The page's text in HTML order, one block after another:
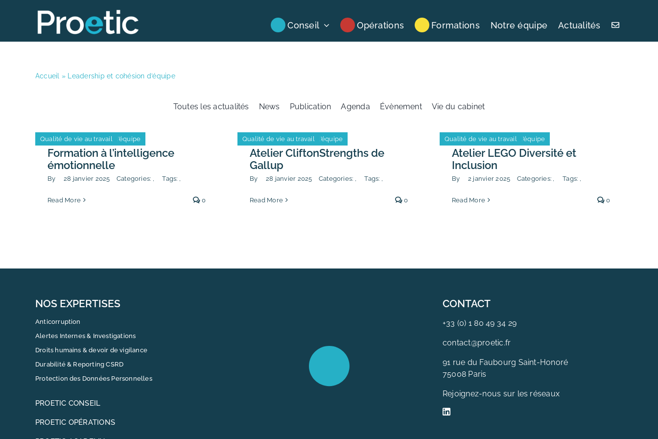
Conseil Opérations Formations Notre équipe Actualités
Accueil » Leadership et cohésion d’équipe
Toutes les actualités News Publication Agenda Évènement Vie du cabinet
Formation à l’intelligence
émotionnelle
By 28 janvier 2025 Categories:
Leadership et cohésion d’équipe
Qualité de vie au travail
Tags:
Leadership et cohésion d’équipe
Qualité de vie au travail
Read More 0
Atelier CliftonStrengths de
Gallup
By 28 janvier 2025 Categories:
Leadership et cohésion d’équipe
Qualité de vie au travail
Tags:
Leadership et cohésion d’équipe
Qualité de vie au travail
Read More 0
Atelier LEGO Diversité et
Inclusion
By 2 janvier 2025 Categories:
Leadership et cohésion d’équipe
Qualité de vie au travail
Tags:
Leadership et cohésion d’équipe
Qualité de vie au travail
Read More 0
NOS EXPERTISES
Anticorruption
Alertes Internes & Investigations
Droits humains & devoir de vigilance
Durabilité & Reporting CSRD
Protection des Données Personnelles
PROETIC CONSEIL
PROETIC OPÉRATIONS
CONTACT
+33 (0) 1 80 49 34 29
contact@proetic.fr
91 rue du Faubourg Saint-Honoré
75008 Paris
Rejoignez-nous sur les réseaux